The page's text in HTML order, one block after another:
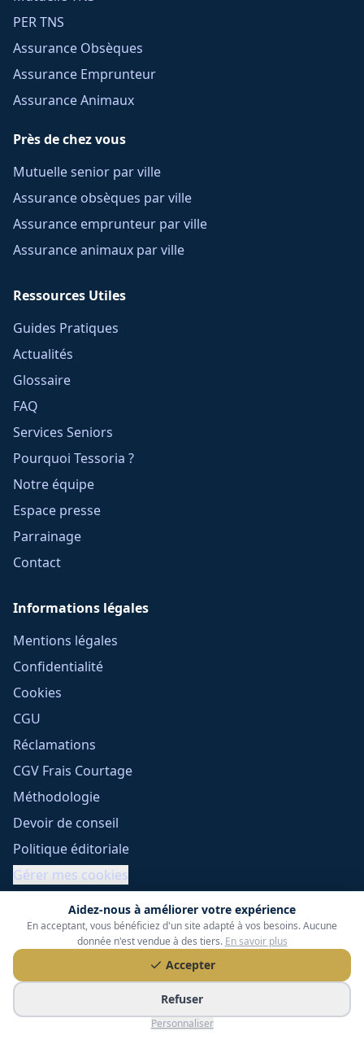
Aidez-nous à améliorer votre expérience
En acceptant, vous bénéficiez d'un site adapté à vos besoins. Aucune
donnée n'est vendue à des tiers. En savoir plus
Accepter
Refuser
Personnaliser
PER TNS
Assurance Obsèques
Assurance Emprunteur
Assurance Animaux
Près de chez vous
Mutuelle senior par ville
Assurance obsèques par ville
Assurance emprunteur par ville
Assurance animaux par ville
Ressources Utiles
Guides Pratiques
Actualités
Glossaire
FAQ
Services Seniors
Pourquoi Tessoria ?
Notre équipe
Espace presse
Parrainage
Contact
Informations légales
Mentions légales
Confidentialité
Cookies
CGU
Réclamations
CGV Frais Courtage
Méthodologie
Devoir de conseil
Politique éditoriale
Gérer mes cookies
- SARL au capital de 15 000 €
ORIAS n° 25007309 - RCS 990 206 179 - Membre du réseau